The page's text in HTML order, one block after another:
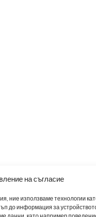
на съгласие
ние използваме технологии
до информация за